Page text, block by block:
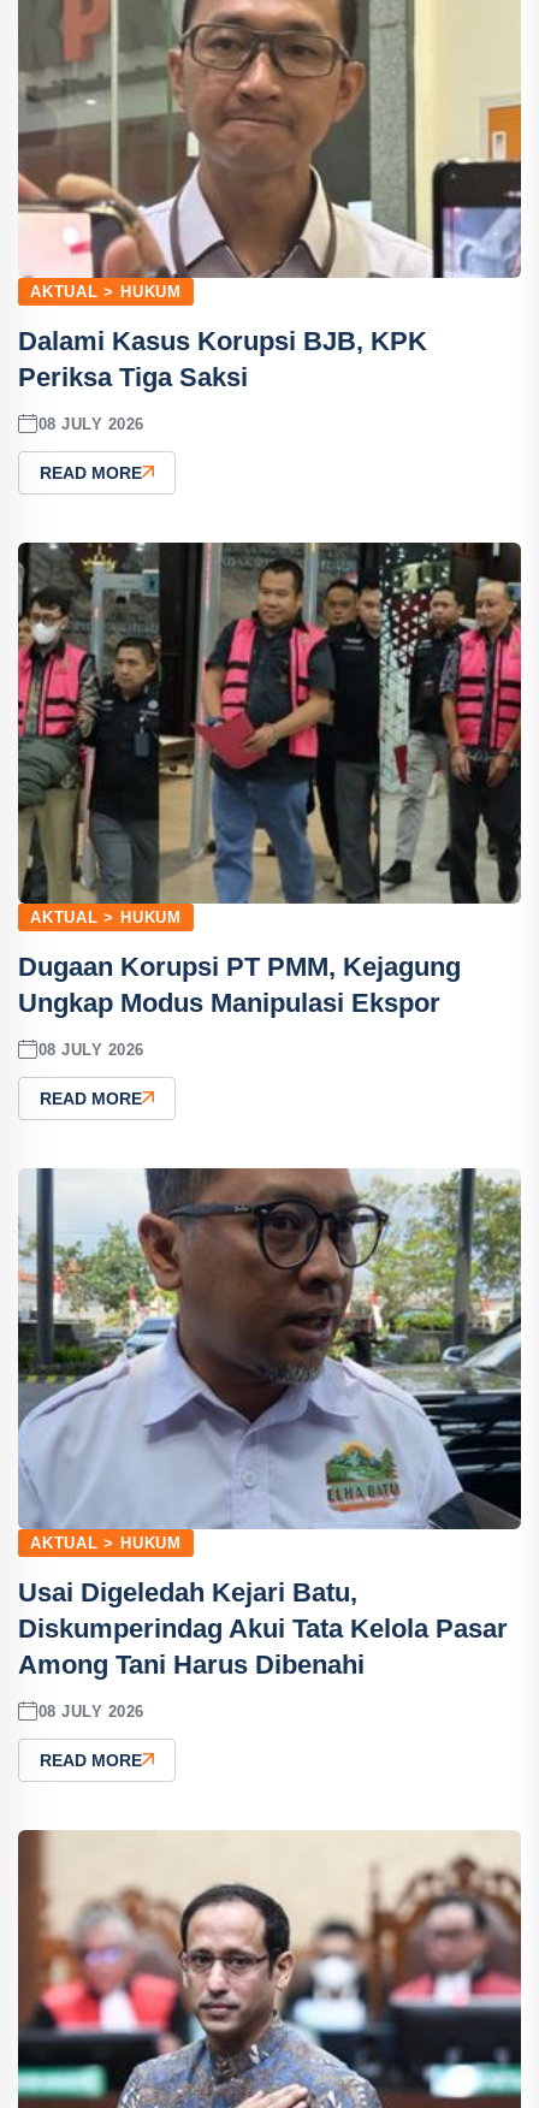
AKTUAL > HUKUM
Dalami Kasus Korupsi BJB, KPK
Periksa Tiga Saksi
08 JULY 2026
READ MORE
AKTUAL > HUKUM
Dugaan Korupsi PT PMM, Kejagung
Ungkap Modus Manipulasi Ekspor
08 JULY 2026
READ MORE
AKTUAL > HUKUM
Usai Digeledah Kejari Batu,
Diskumperindag Akui Tata Kelola Pasar
Among Tani Harus Dibenahi
08 JULY 2026
READ MORE